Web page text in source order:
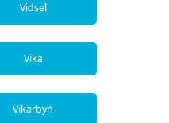
Vidsel
Vika
Vikarbyn